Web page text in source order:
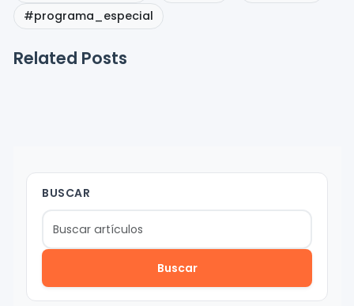
#programa_especial
Related Posts
BUSCAR
Buscar